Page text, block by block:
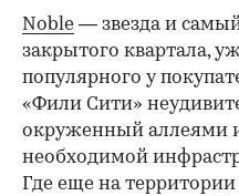
Noble — звезда и
закрытого квартала,
популярного у
«Фили Сити»
окруженный аллеями
необходимой
Где еще на